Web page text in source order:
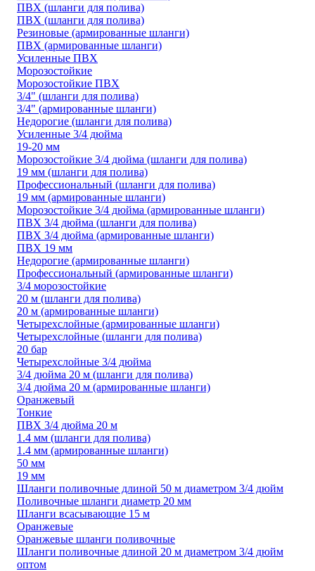
ПВХ (шланги для полива)
ПВХ (шланги для полива)
Резиновые (армированные шланги)
ПВХ (армированные шланги)
Усиленные ПВХ
Морозостойкие
Морозостойкие ПВХ
3/4" (шланги для полива)
3/4" (армированные шланги)
Недорогие (шланги для полива)
Усиленные 3/4 дюйма
19-20 мм
Морозостойкие 3/4 дюйма (шланги для полива)
19 мм (шланги для полива)
Профессиональный (шланги для полива)
19 мм (армированные шланги)
Морозостойкие 3/4 дюйма (армированные шланги)
ПВХ 3/4 дюйма (шланги для полива)
ПВХ 3/4 дюйма (армированные шланги)
ПВХ 19 мм
Недорогие (армированные шланги)
Профессиональный (армированные шланги)
3/4 морозостойкие
20 м (шланги для полива)
20 м (армированные шланги)
Четырехслойные (армированные шланги)
Четырехслойные (шланги для полива)
20 бар
Четырехслойные 3/4 дюйма
3/4 дюйма 20 м (шланги для полива)
3/4 дюйма 20 м (армированные шланги)
Оранжевый
Тонкие
ПВХ 3/4 дюйма 20 м
1.4 мм (шланги для полива)
1.4 мм (армированные шланги)
50 мм
19 мм
Шланги поливочные длиной 50 м диаметром 3/4 дюйм
Поливочные шланги диаметр 20 мм
Шланги всасывающие 15 м
Оранжевые
Оранжевые шланги поливочные
Шланги поливочные длиной 20 м диаметром 3/4 дюйм
оптом